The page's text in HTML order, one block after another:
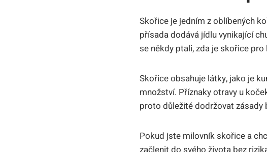
Skořice je jedním z oblíbených
přísada dodává jídlu vynikající
se někdy ptali, zda je skořice
Skořice obsahuje látky, jako je
množství. Příznaky otravy u
proto důležité dodržovat
Pokud jste milovník skořice a